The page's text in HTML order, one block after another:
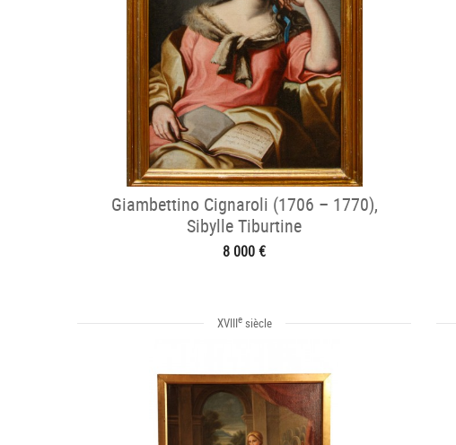
Giambettino Cignaroli (1706 – 1770),
Sibylle Tiburtine
8 000 €
XVIIIesiècle